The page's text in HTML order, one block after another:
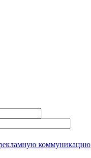
коммуникацию